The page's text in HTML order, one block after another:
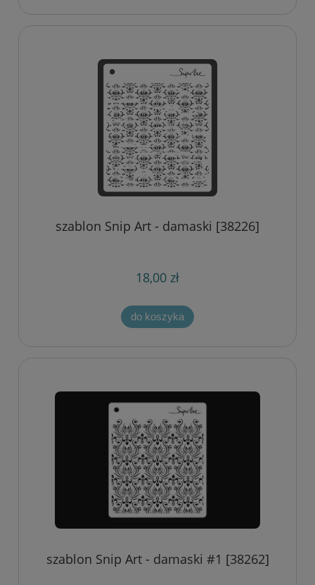
szablon Snip Art - damaski [38226]
18,00 zł
do koszyka
szablon Snip Art - damaski #1 [38262]